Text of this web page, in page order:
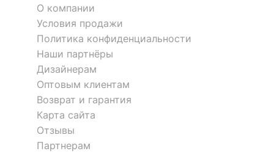
О компании
Условия продажи
Политика конфиденциальности
Наши партнёры
Дизайнерам
Оптовым клиентам
Возврат и гарантия
Карта сайта
Отзывы
Партнерам